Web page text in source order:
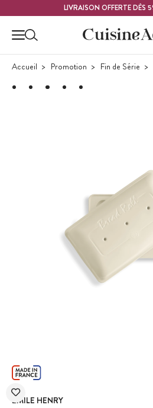
LIVRAISON OFFERTE DÈS
Accueil Promotion Fin de Série
EMILE HENRY